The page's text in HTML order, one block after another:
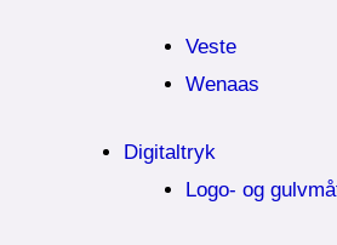
Veste
Wenaas
Digitaltryk
Logo- og